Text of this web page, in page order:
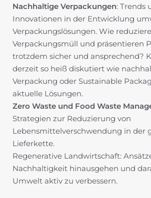
Nachhaltige Verpackungen: Trends
Innovationen in der Entwicklung
Verpackungslösungen. Wie
Verpackungsmüll und präsentieren
trotzdem sicher und ansprechend?
derzeit so heiß diskutiert wie
Verpackung oder Sustainable
aktuelle Lösungen.
Zero Waste und Food Waste
Strategien zur Reduzierung von
Lebensmittelverschwendung in der
Lieferkette.
Regenerative Landwirtschaft:
Nachhaltigkeit hinausgehen und
Umwelt aktiv zu verbessern.